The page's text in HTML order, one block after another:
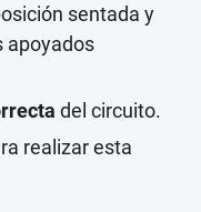
sentada y
apoyados
del circuito.
realizar esta